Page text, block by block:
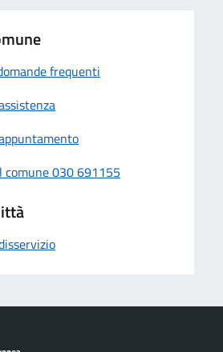
frequenti
comune 030 691155